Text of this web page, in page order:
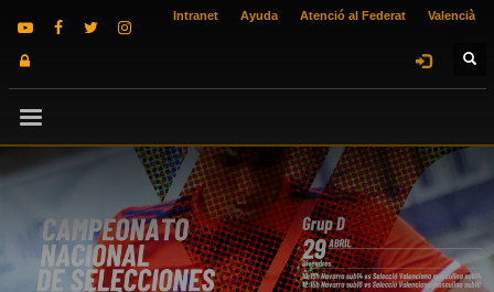
Intranet Ayuda Atenció al Federat Valencià